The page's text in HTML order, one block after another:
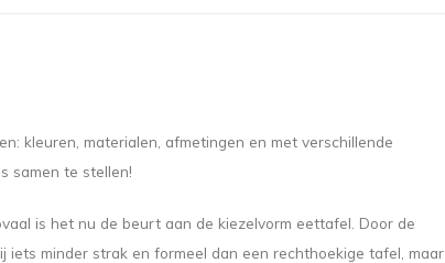
kleuren, materialen, afmetingen en met verschillende
samen te stellen!
is het nu de beurt aan de kiezelvorm eettafel. Door de
iets minder strak en formeel dan een rechthoekige tafel, maar